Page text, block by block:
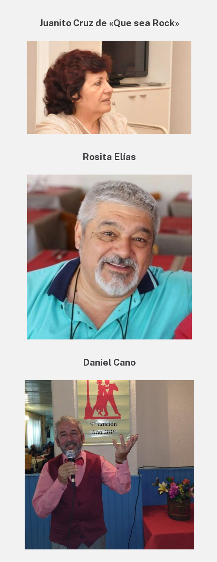
Juanito Cruz de «Que sea Rock»
Rosita Elías
Daniel Cano